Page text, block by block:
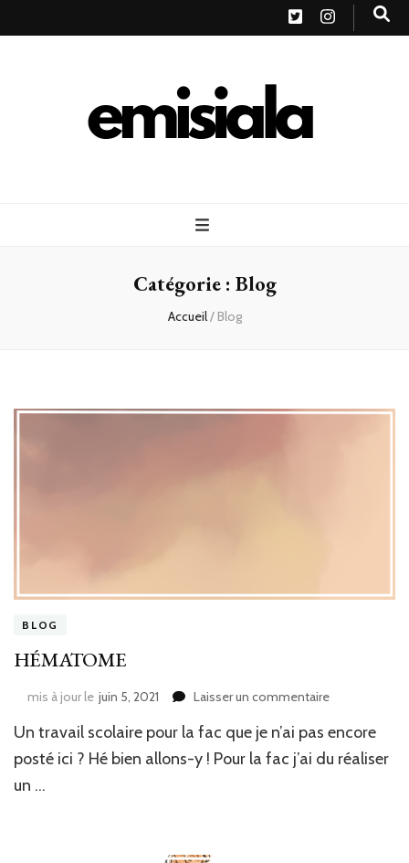
Catégorie : Blog
Accueil/ Blog
BLOG
HÉMATOME
mis à jour le juin 5, 2021 Laisser un commentairesur
Un travail scolaire pour la fac que je n’ai pas encore
posté ici ? Hé bien allons-y ! Pour la fac j’ai du réaliser
un …